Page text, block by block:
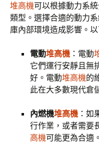
堆高機可以根據動力系
類型。選擇合適的動力
庫內部環境造成影響。
電動堆高機 ：電動
它們運行安靜且無
好。電動堆高機的
此在大多數現代倉
內燃機堆高機 ：如
行作業，或者需要
高機可能更為合適